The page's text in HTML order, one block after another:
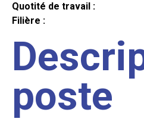
Quotité de travail :
Filière :
poste